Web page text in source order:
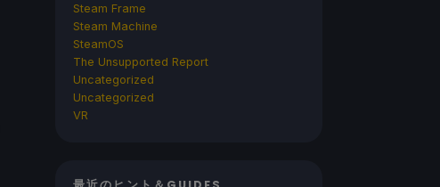
Steam Frame
Steam Machine
SteamOS
The Unsupported Report
Uncategorized
Uncategorized
VR